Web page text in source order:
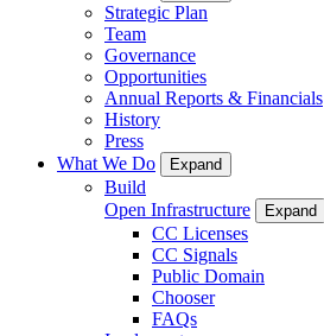
Strategic Plan
Team
Governance
Opportunities
Annual Reports & Financials
History
Press
What We Do
Expand
Build
Open Infrastructure
Expand
CC Licenses
CC Signals
Public Domain
Chooser
FAQs